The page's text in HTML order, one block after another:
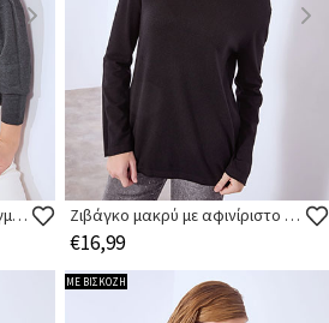
Ζιβάγκο ασύμμετρο με ανοίγματα στο πλάι Ζιβάγκο μακρύ με αφινίριστο τελείωμα
€16,99
ΜΕ ΒΙΣΚΟΖΗ